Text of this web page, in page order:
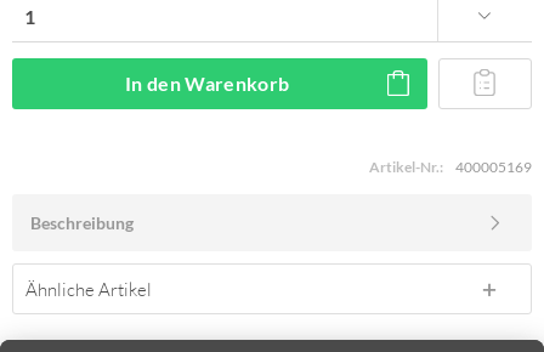
In denWarenkorb
Artikel-Nr.: 400005169
Beschreibung
Ähnliche Artikel